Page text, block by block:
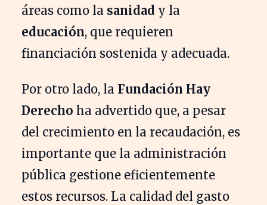
áreas como la sanidad y la
educación, que requieren
financiación sostenida y adecuada.
Por otro lado, la Fundación Hay
Derecho ha advertido que, a pesar
del crecimiento en la recaudación, es
importante que la administración
pública gestione eficientemente
estos recursos. La calidad del gasto